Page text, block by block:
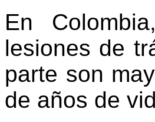
En
lesiones de
parte son
de años de